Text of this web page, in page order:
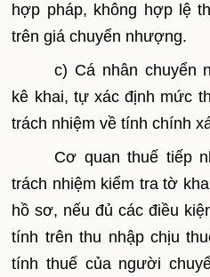
hợp pháp, không hợp lệ
trên giá chuyển nhượng.
c) Cá nhân chuyển
kê khai, tự xác định mức
trách nhiệm về tính chính
Cơ quan thuế tiếp
trách nhiệm kiểm tra tờ
hồ sơ, nếu đủ các điều
tính trên thu nhập chịu
tính thuế của người